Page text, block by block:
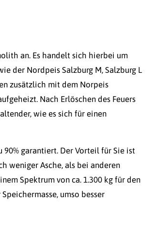
an. Es handelt sich hierbei um
der Nordpeis Salzburg M, Salzburg L
zusätzlich mit dem Norpeis
Nach Erlöschen des Feuers
wie es sich für einen
garantiert. Der Vorteil für Sie ist
weniger Asche, als bei anderen
Spektrum von ca. 1.300 kg für den
umso besser